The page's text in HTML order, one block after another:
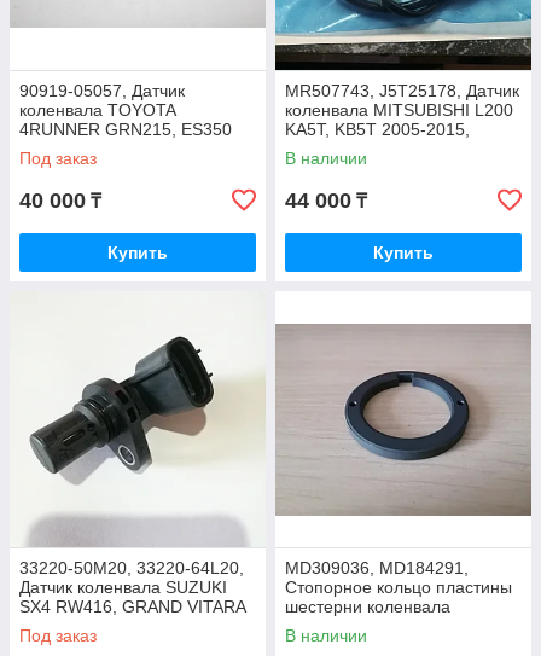
90919-05057, Датчик
коленвала TOYOTA
4RUNNER GRN215, ES350
GSV40, HIGHLANDER
GSU45, CAMRY GSV40,
Под заказ
40 000 ₸
Купить
MR507743, J5T25178, Датчик
коленвала MITSUBISHI L200
KA5T, KB5T 2005-2015,
JAPAN
В наличии
44 000 ₸
Купить
33220-50M20, 33220-64L20,
Датчик коленвала SUZUKI
SX4 RW416, GRAND VITARA
JB420 J20A, JAPAN
Под заказ
MD309036, MD184291,
Стопорное кольцо пластины
шестерни коленвала
MITSUBISHI MONTERO
SPORT 6G72 K96W 1999-
В наличии